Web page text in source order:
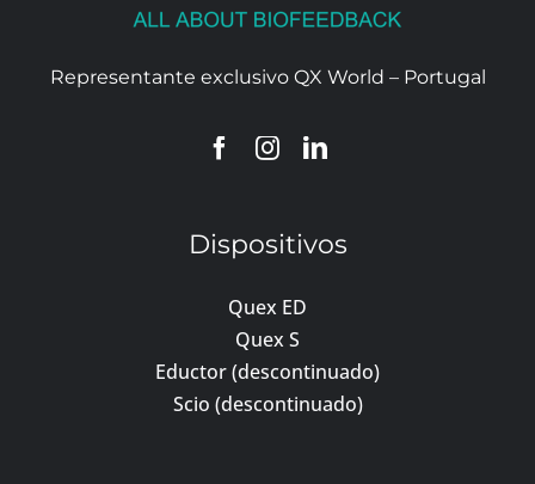
Representante exclusivo QX World – Portugal
Dispositivos
Quex ED
Quex S
Eductor (descontinuado)
Scio (descontinuado)